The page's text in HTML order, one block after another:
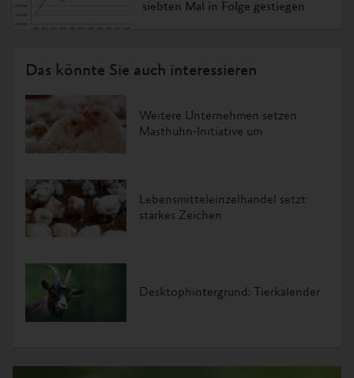
siebten Mal in Folge gestiegen
Das könnte Sie auch interessieren
Weitere Unternehmen setzen
Masthuhn-Initiative um
Lebensmitteleinzelhandel setzt
starkes Zeichen
Desktophintergrund: Tierkalender